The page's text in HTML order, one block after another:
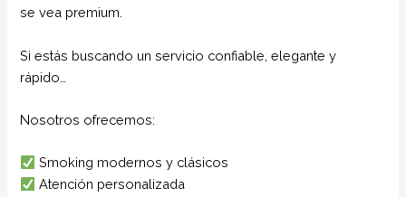
se vea premium.
Si estás buscando un servicio confiable, elegante y
rápido…
Nosotros ofrecemos:
Smoking modernos y clásicos
Atención personalizada